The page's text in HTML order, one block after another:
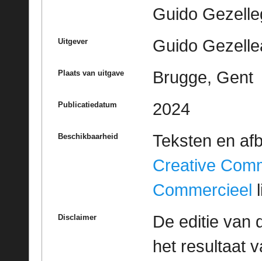
Guido
Uitgever Guido
Plaats van uitgave Brugge, Gent
Publicatiedatum 2024
Beschikbaarheid
Teksten en
Creative
Commercieel
Disclaimer
De editie van
het resultaat